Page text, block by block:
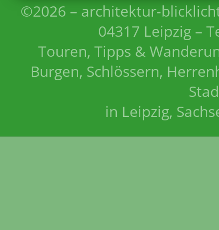
©2026 – architektur-
04317 Leipzig –
Touren, Tipps &
Burgen, Schlössern,
in Leipzig,